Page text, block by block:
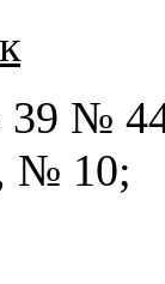
39 №
№ 10;